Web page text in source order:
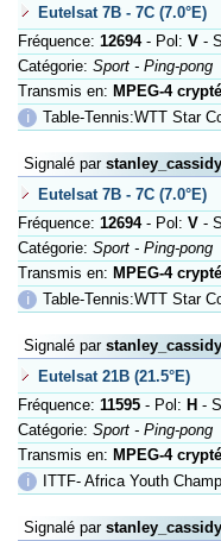
Eutelsat 7B - 7C (7.0°E)
Fréquence: 12694- Pol: V -
Catégorie: Sport - Ping-pong
Transmis en: MPEG-4 crypté
ℹ
Table-Tennis:WTT Star
Signalé par stanley_cassidy
Eutelsat 7B - 7C (7.0°E)
Fréquence: 12694- Pol: V -
Catégorie: Sport - Ping-pong
Transmis en: MPEG-4 crypté
ℹ
Table-Tennis:WTT Star
Signalé par stanley_cassidy
Eutelsat 21B (21.5°E)
Fréquence: 11595 - Pol: H -
Catégorie: Sport - Ping-pong
Transmis en: MPEG-4 crypté
ℹ
ITTF- Africa Youth
Signalé par stanley_cassidy